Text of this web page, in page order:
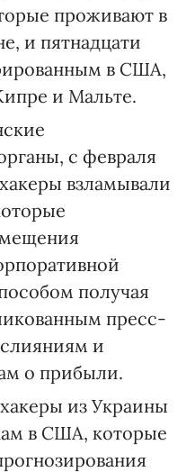
проживают в
и пятнадцати
в США,
и Мальте.
с февраля
взламывали
получая
пресс-
и
о прибыли.
из Украины
в США, которые